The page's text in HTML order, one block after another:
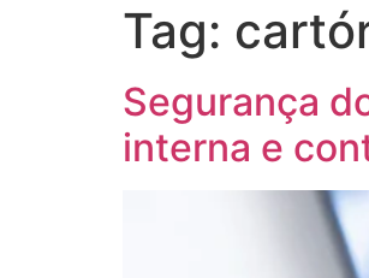
Tag:
Segurança
interna e